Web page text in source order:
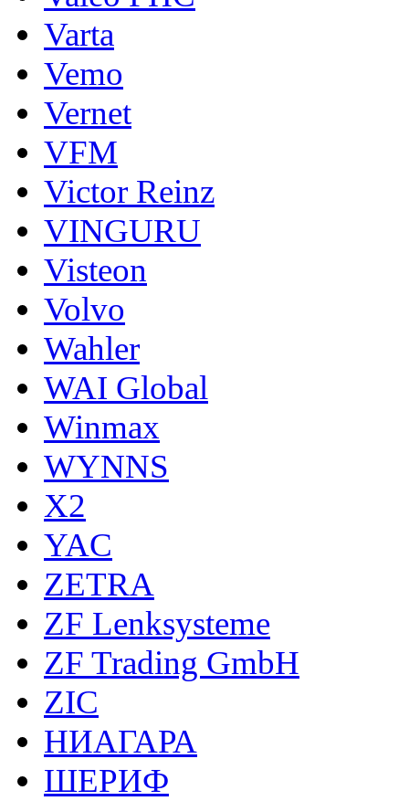
Varta
Vemo
Vernet
VFM
Victor Reinz
VINGURU
Visteon
Volvo
Wahler
WAI Global
Winmax
WYNNS
X2
YAC
ZETRA
ZF Lenksysteme
ZF Trading GmbH
ZIC
НИАГАРА
ШЕРИФ